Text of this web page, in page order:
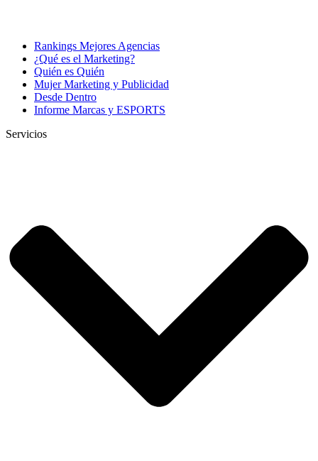
Rankings Mejores Agencias
¿Qué es el Marketing?
Quién es Quién
Mujer Marketing y Publicidad
Desde Dentro
Informe Marcas y ESPORTS
Servicios